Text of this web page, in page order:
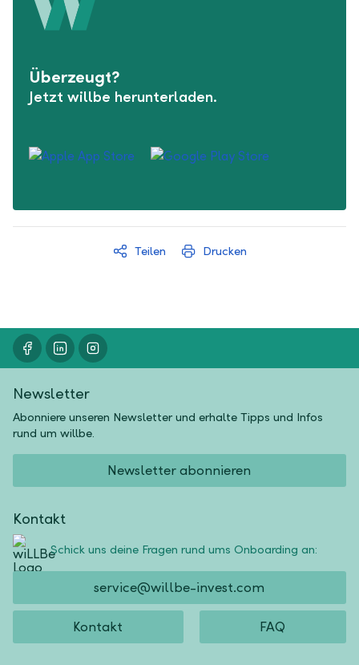
Überzeugt?
Jetzt willbe herunterladen.
Teilen Drucken
Newsletter
Abonniere unseren Newsletter und erhalte Tipps und Infos
rund um willbe.
Newsletter abonnieren
Kontakt
Schick uns deine Fragen rund ums Onboarding an:
service@willbe-invest.com
Kontakt FAQ